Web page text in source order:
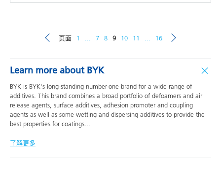
页面 1 7 8 9 10 11 16
Learn more about BYK
BYK is BYK's long-standing number-one brand for a wide range of
additives. This brand combines a broad portfolio of defoamers and air
release agents, surface additives, adhesion promoter and coupling
agents as well as some wetting and dispersing additives to provide the
best properties for coatings
了解更多